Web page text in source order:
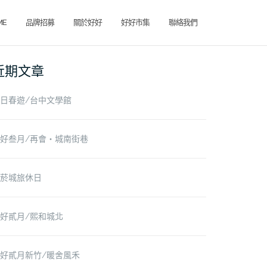
品牌招募 關於好好 好好市集 聯絡我們
期文章
春遊/台中文學館
叁月/再會‧城南街巷
城旅休日
貳月/熙和城北
貳月新竹/暖舍風禾